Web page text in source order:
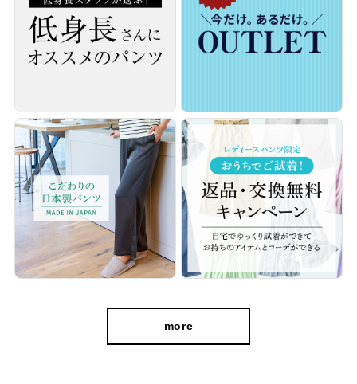
動きに合わせてしっかり伸びるストレスフリーなはき心地。 身体
more